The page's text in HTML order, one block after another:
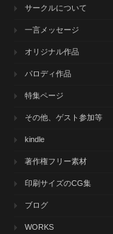
サークルについて
一言メッセージ
オリジナル作品
パロディ作品
特集ページ
その他、ゲスト参加等
kindle
著作権フリー素材
印刷サイズのCG集
ブログ
WORKS